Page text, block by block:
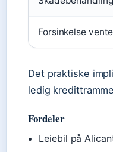
Forsinkelse
Det praktiske
ledig
Fordeler
Leiebil på